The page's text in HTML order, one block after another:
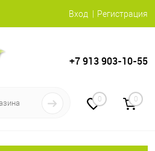
Вход Регистрация
+7 913 903-10-55
0 0